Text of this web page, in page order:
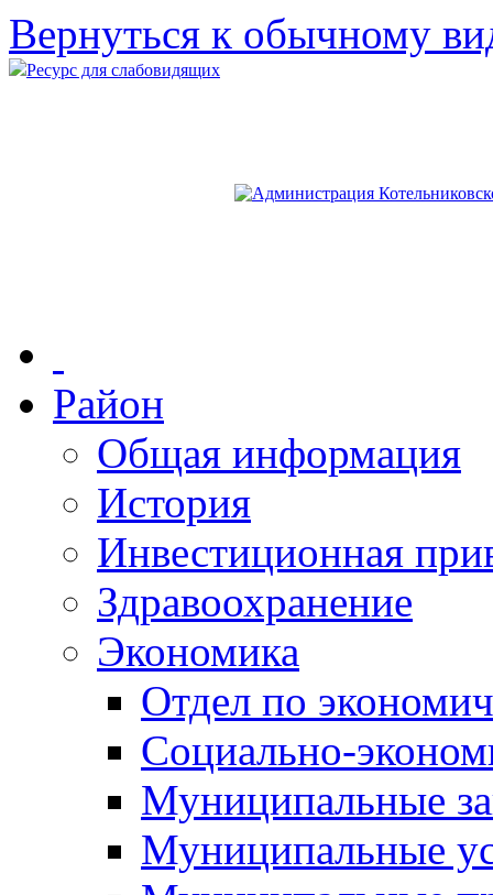
Вернуться к обычному
Ресурс для слабовидящих
Район
Общая информация
История
Инвестиционная
Здравоохранение
Экономика
Отдел по
Социально-
Муниципальные
Муниципальные